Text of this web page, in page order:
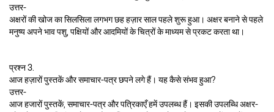
उत्तर-
अक्षरों की खोज का सिलसिला लगभग छह हज़ार साल पहले शुरू हुआ। अक्षर बनाने से पहले
मनुष्य अपने भाव पशु, पक्षियों और आदमियों के चित्रों के माध्यम से प्रकट करता था।
प्रश्न 3.
आज हज़ारों पुस्तकें और समाचार-पत्र छपने लगे हैं। यह कैसे संभव हुआ?
उत्तर-
आज हजारों पुस्तकें, समाचार-पत्र और पत्रिकाएँ हमें उपलब्ध हैं। इसकी उपलब्धि अक्षर-